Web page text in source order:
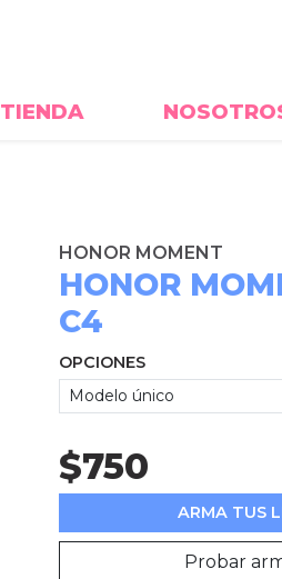
TIENDA
HONOR MOMENT
HONOR
C4
OPCIONES
$750
ARMA TUS
Probar